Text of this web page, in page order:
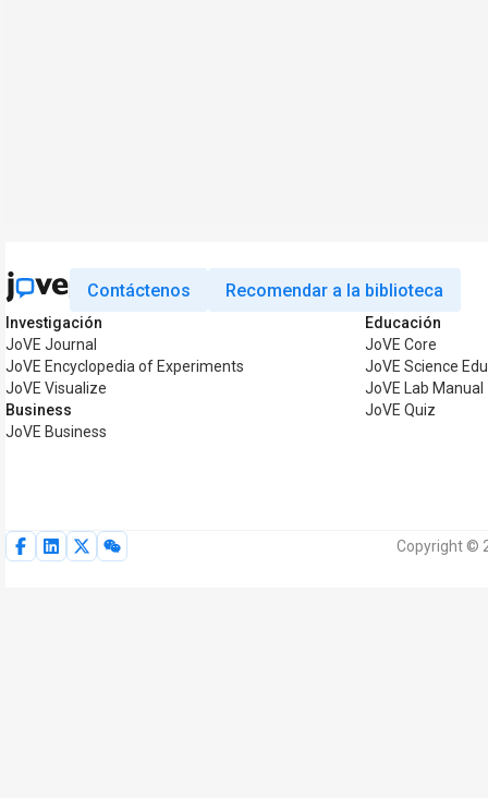
Contáctenos Recomendar a la biblioteca
Investigación
JoVE Journal
JoVE Encyclopedia of Experiments
JoVE Visualize
Business
JoVE Business
Educación
JoVE Core
JoVE Science
JoVE Lab Manual
JoVE Quiz
Copyright ©